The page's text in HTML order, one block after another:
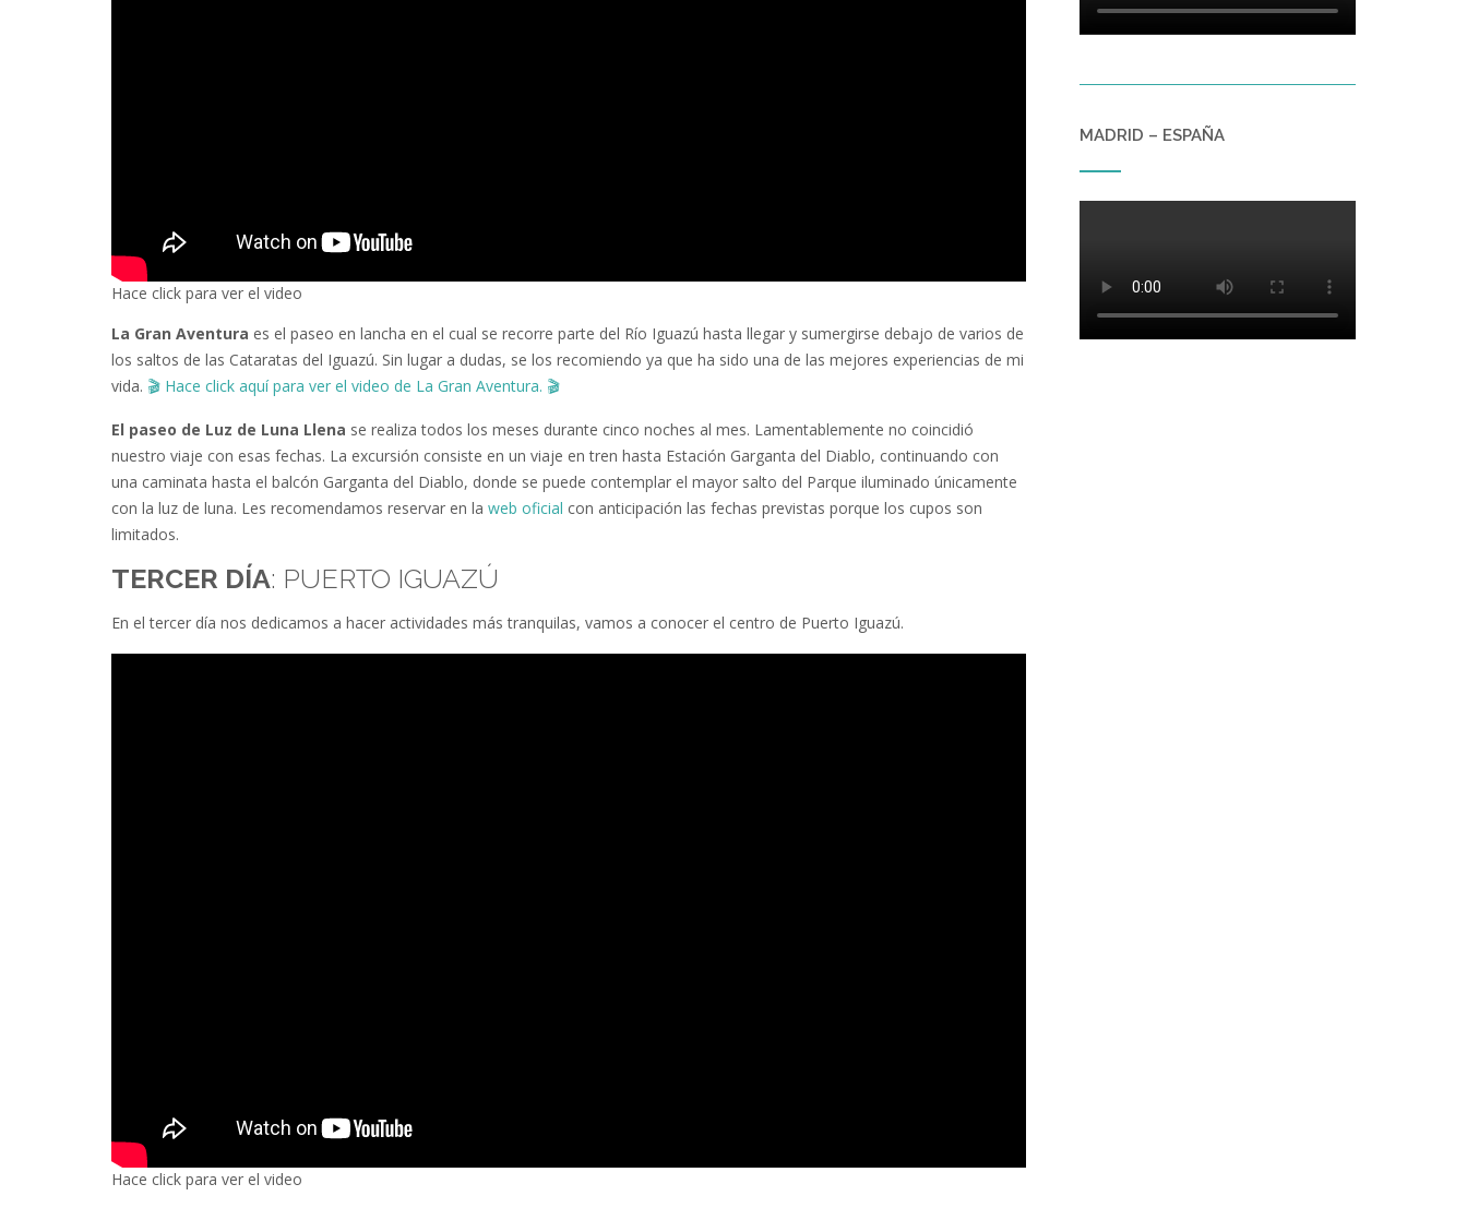
Hace click para ver el video
La Gran Aventura es el paseo en lancha en el cual se recorre parte del Río Iguazú hasta llegar y sumergirse debajo de varios de
los saltos de las Cataratas del Iguazú. Sin lugar a dudas, se los recomiendo ya que ha sido una de las mejores experiencias de mi
vida. 🎬 Hace click aquí para ver el video de La Gran Aventura. 🎬
El paseo de Luz de Luna Llena se realiza todos los meses durante cinco noches al mes. Lamentablemente no coincidió
nuestro viaje con esas fechas. La excursión consiste en un viaje en tren hasta Estación Garganta del Diablo, continuando con
una caminata hasta el balcón Garganta del Diablo, donde se puede contemplar el mayor salto del Parque iluminado únicamente
con la luz de luna. Les recomendamos reservar en la web oficial con anticipación las fechas previstas porque los cupos son
limitados.
TERCER DÍA: PUERTO IGUAZÚ
En el tercer día nos dedicamos a hacer actividades más tranquilas, vamos a conocer el centro de Puerto Iguazú.
Hace click para ver el video
MADRID – ESPAÑA